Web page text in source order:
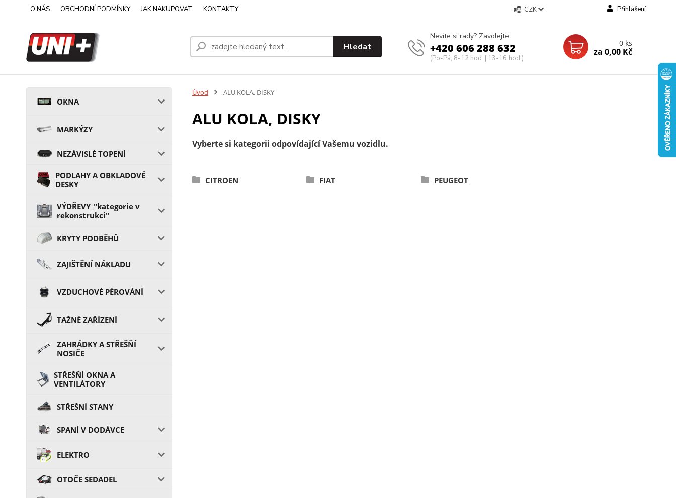
O NÁS OBCHODNÍ PODMÍNKY JAK NAKUPOVAT KONTAKTY CZK Přihlášení
Hledat
Nevíte si rady? Zavolejte.
+420 606 288 632
(Po-Pá, 8-12 hod. | 13-16 hod.)
0 ks
za 0,00 Kč
OKNA
MARKÝZY
NEZÁVISLÉ TOPENÍ
PODLAHY A OBKLADOVÉ
DESKY
VÝDŘEVY_"kategorie v
rekonstrukci"
KRYTY PODBĚHŮ
ZAJIŠTĚNÍ NÁKLADU
VZDUCHOVÉ PÉROVÁNÍ
TAŽNÉ ZAŘÍZENÍ
ZAHRÁDKY A STŘEŠŇÍ
NOSIČE
STŘEŠŇÍ OKNA A
VENTILÁTORY
STŘEŠNÍ STANY
SPANÍ V DODÁVCE
ELEKTRO
OTOČE SEDADEL
Úvod ALU KOLA, DISKY
ALU KOLA, DISKY
Vyberte si kategorii odpovídající Vašemu vozidlu.
CITROEN FIAT PEUGEOT